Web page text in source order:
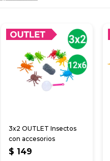
3x2 OUTLET Insectos
con accesorios
$ 149